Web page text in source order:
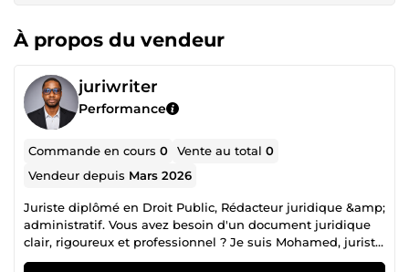
À propos du vendeur
juriwriter
Performance
Commande en cours0 Vente au total0
Vendeur depuis Mars 2026
Juriste diplômé en Droit Public, Rédacteur juridique &amp;
administratif. Vous avez besoin d'un document juridique
clair, rigoureux et professionnel ? Je suis Mohamed, juriste
diplômé avec une expérience en contentieux administratif